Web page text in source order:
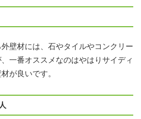
壁材には、石やタイルやコンクリー
一番オススメなのはやはりサイディ
が良いです。